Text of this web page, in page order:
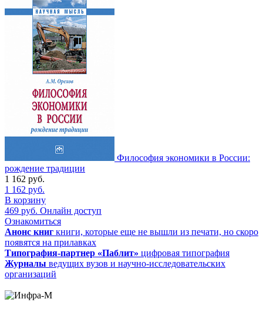
Философия экономики в России:
рождение традиции
1 162 руб.
1 162 руб.
В корзину
469 руб. Онлайн доступ
Ознакомиться
Анонс книг книги, которые еще не вышли из печати, но скоро
появятся на прилавках
Типография-партнер «Паблит» цифровая типография
Журналы ведущих вузов и научно-исследовательских
организаций